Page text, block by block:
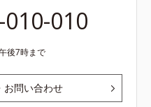
010
後7時まで
お問い合わせ